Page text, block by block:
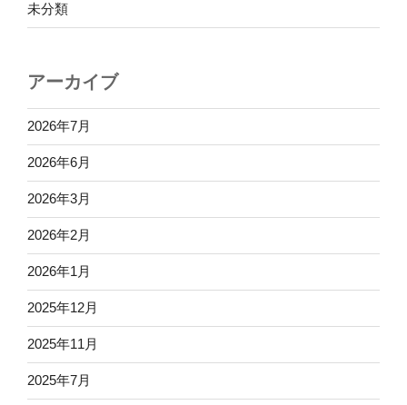
未分類
アーカイブ
2026年7月
2026年6月
2026年3月
2026年2月
2026年1月
2025年12月
2025年11月
2025年7月